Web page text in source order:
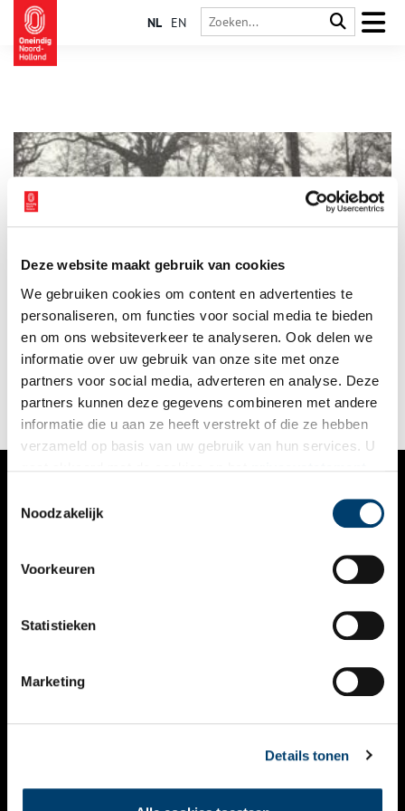
Deze website maakt gebruik van cookies
We gebruiken cookies om content en advertenties te
personaliseren, om functies voor social media te bieden
en om ons websiteverkeer te analyseren. Ook delen we
informatie over uw gebruik van onze site met onze
partners voor social media, adverteren en analyse. Deze
partners kunnen deze gegevens combineren met andere
informatie die u aan ze heeft verstrekt of die ze hebben
verzameld op basis van uw gebruik van hun services. U
Noodzakelijk
Voorkeuren
Statistieken
Marketing
Details tonen
NL EN
Schuin tegenover Huis Nijenburg aan de Kennemerstraatweg
te Heiloo ligt de Kattenberg. Het is een favoriete plek voor
bruidsreportages, sportliefhebbers en dagjesmensen. In een
ver verleden vonden hier talrijke openluchtmeetings plaats.
Vele generaties zullen de Kattenberg echter vooral associëren
met minder welvarende tijden, waarin een bezoek aan de Mont
Mauw het hoogtepunt vormde van menige zomervakantie.
VERHALEN
KALENDER
THEMA’S
VIDEO’S
CONTACT